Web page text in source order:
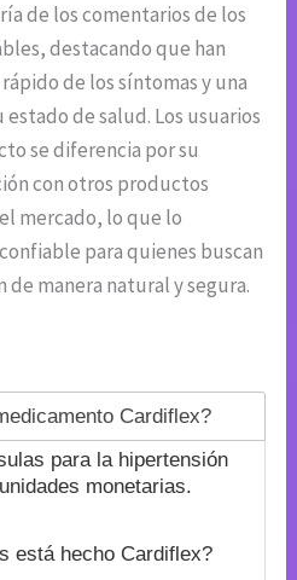
de los comentarios de los
destacando que han
de los síntomas y una
de salud. Los usuarios
se diferencia por su
con otros productos
mercado, lo que lo
para quienes buscan
manera natural y segura.
Cardiflex?
para la hipertensión
monetarias.
está hecho Cardiflex?